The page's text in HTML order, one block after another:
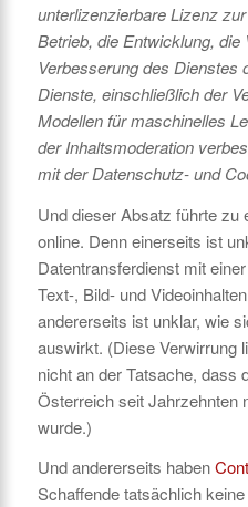
unterlizenzierbare Lizenz
Betrieb, die Entwicklung, die
Verbesserung des Dienstes
Dienste, einschließlich der
Modellen für maschinelles
der Inhaltsmoderation
mit der Datenschutz- und
Und dieser Absatz führte zu
online. Denn einerseits ist
Datentransferdienst mit
Text-, Bild- und
andererseits ist unklar, wie
auswirkt. (Diese Verwirrung
nicht an der Tatsache, dass
Österreich seit Jahrzehnten
wurde.)
Und andererseits haben
Schaffende tatsächlich